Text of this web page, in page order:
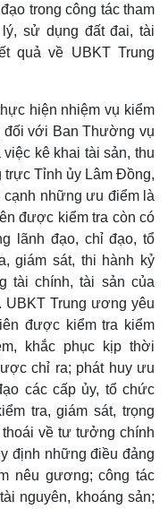
sự - Quốc phòng
khí
Nam
tích
trong công tác tham
sử dụng đất đai, tài
quả về UBKT Trung
hiện nhiệm vụ kiểm
đối với Ban Thường vụ
kê khai tài sản, thu
Tỉnh ủy Lâm Đồng,
cạnh những ưu điểm là
được kiểm tra còn có
lãnh đạo, chỉ đạo, tổ
giám sát, thi hành kỷ
tài chính, tài sản của
UBKT Trung ương yêu
được kiểm tra kiểm
khắc phục kịp thời
chỉ ra; phát huy ưu
các cấp ủy, tổ chức
tra, giám sát, trọng
về tư tưởng chính
định những điều đảng
nêu gương; công tác
nguyên, khoáng sản;